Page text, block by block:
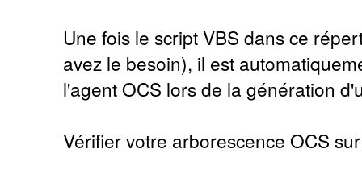
Une fois le script VBS dans ce
avez le besoin), il est
l'agent OCS lors de la génération
Vérifier votre arborescence OCS